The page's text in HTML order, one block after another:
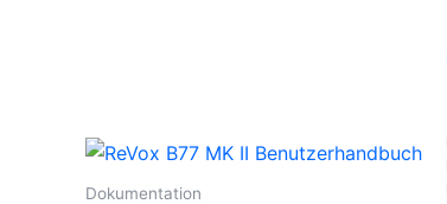
Dokumentation